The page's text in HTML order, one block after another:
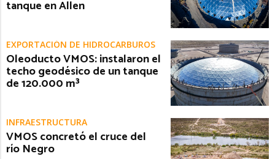
tanque en Allen
EXPORTACIÓN DE HIDROCARBUROS
Oleoducto VMOS: instalaron el
techo geodésico de un tanque
de 120.000 m³
INFRAESTRUCTURA
VMOS concretó el cruce del
río Negro